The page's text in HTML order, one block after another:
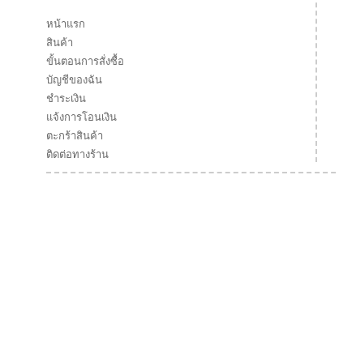
หน้าแรก
สินค้า
ขั้นตอนการสั่งซื้อ
บัญชีของฉัน
ชำระเงิน
แจ้งการโอนเงิน
ตะกร้าสินค้า
ติดต่อทางร้าน